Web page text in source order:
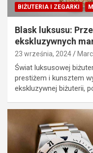
BIŻUTERIA I ZEGARKI
Blask luksusu:
ekskluzywnych
23 września, 2024
Świat luksusowej
prestiżem i kunsztem
ekskluzywnej biżuterii,